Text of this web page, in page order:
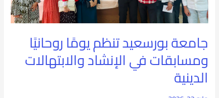
جامعة بورسعيد تنظم يومًا روحانيًا
ومسابقات في الإنشاد والابتهالات
الدينية
الإنشاد
الدينية